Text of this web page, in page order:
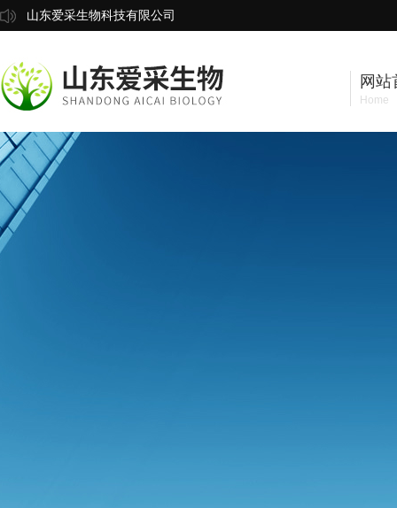
山东爱采生物科技有限公司
网站
Home